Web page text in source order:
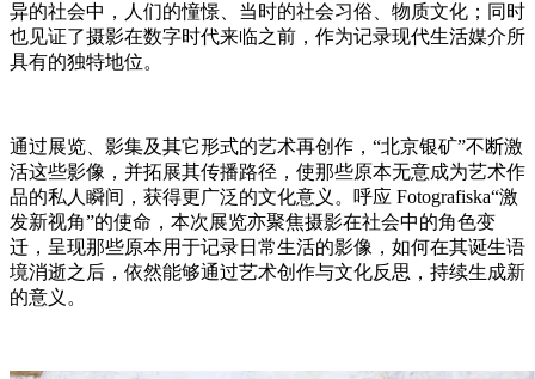
异的社会中，人们的憧憬、当时的社会习俗、物质文化；同时
也见证了摄影在数字时代来临之前，作为记录现代生活媒介所
具有的独特地位。
通过展览、影集及其它形式的艺术再创作，“北京银矿”不断激
活这些影像，并拓展其传播路径，使那些原本无意成为艺术作
品的私人瞬间，获得更广泛的文化意义。呼应 Fotografiska“激
发新视角”的使命，本次展览亦聚焦摄影在社会中的角色变
迁，呈现那些原本用于记录日常生活的影像，如何在其诞生语
境消逝之后，依然能够通过艺术创作与文化反思，持续生成新
的意义。